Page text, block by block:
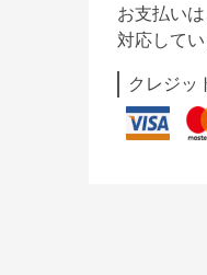
お支払い
対応してい
クレジッ